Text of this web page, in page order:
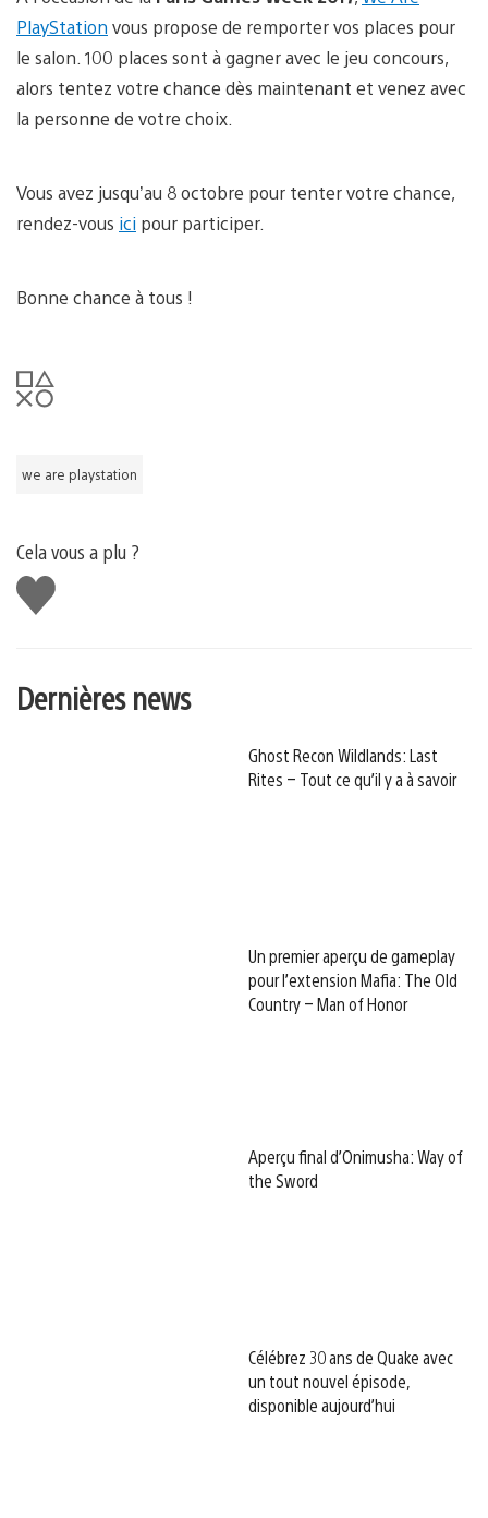
PlayStation vous propose de remporter vos places pour
le salon. 100 places sont à gagner avec le jeu concours,
alors tentez votre chance dès maintenant et venez avec
la personne de votre choix.
Vous avez jusqu’au 8 octobre pour tenter votre chance,
rendez-vous ici pour participer.
Bonne chance à tous !
we are playstation
Cela vous a plu ?
J'aime
Dernières news
Ghost Recon Wildlands: Last
Rites – Tout ce qu’il y a à savoir
Un premier aperçu de gameplay
pour l’extension Mafia: The Old
Country – Man of Honor
Aperçu final d’Onimusha: Way of
the Sword
Célébrez 30 ans de Quake avec
un tout nouvel épisode,
disponible aujourd’hui